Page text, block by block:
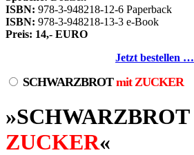
ISBN: 978-3-948218-12-6 Paperback
ISBN: 978-3-948218-13-3 e-Book
Preis: 14,- EURO
Jetzt bestellen …
SCHWARZBROTmit ZUCKER
»SCHWARZBROT
ZUCKER«